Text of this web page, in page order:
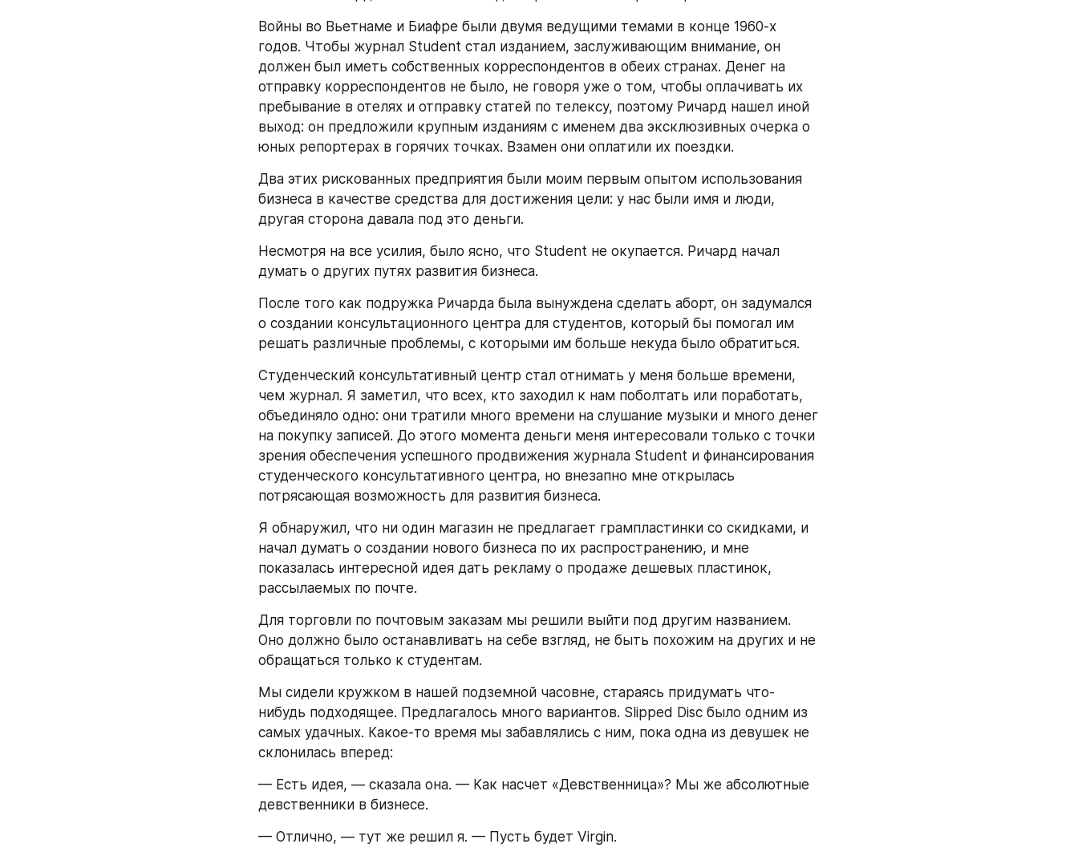
Войны во Вьетнаме и Биафре были двумя ведущими темами в конце 1960-х
годов. Чтобы журнал Student стал изданием, заслуживающим внимание, он
должен был иметь собственных корреспондентов в обеих странах. Денег на
отправку корреспондентов не было, не говоря уже о том, чтобы оплачивать их
пребывание в отелях и отправку статей по телексу, поэтому Ричард нашел иной
выход: он предложили крупным изданиям с именем два эксклюзивных очерка о
юных репортерах в горячих точках. Взамен они оплатили их поездки.
Два этих рискованных предприятия были моим первым опытом использования
бизнеса в качестве средства для достижения цели: у нас были имя и люди,
другая сторона давала под это деньги.
Несмотря на все усилия, было ясно, что Student не окупается. Ричард начал
думать о других путях развития бизнеса.
После того как подружка Ричарда была вынуждена сделать аборт, он задумался
о создании консультационного центра для студентов, который бы помогал им
решать различные проблемы, с которыми им больше некуда было обратиться.
Студенческий консультативный центр стал отнимать у меня больше времени,
чем журнал. Я заметил, что всех, кто заходил к нам поболтать или поработать,
объединяло одно: они тратили много времени на слушание музыки и много денег
на покупку записей. До этого момента деньги меня интересовали только с точки
зрения обеспечения успешного продвижения журнала Student и финансирования
студенческого консультативного центра, но внезапно мне открылась
потрясающая возможность для развития бизнеса.
Я обнаружил, что ни один магазин не предлагает грампластинки со скидками, и
начал думать о создании нового бизнеса по их распространению, и мне
показалась интересной идея дать рекламу о продаже дешевых пластинок,
рассылаемых по почте.
Для торговли по почтовым заказам мы решили выйти под другим названием.
Оно должно было останавливать на себе взгляд, не быть похожим на других и не
обращаться только к студентам.
Мы сидели кружком в нашей подземной часовне, стараясь придумать что-
нибудь подходящее. Предлагалось много вариантов. Slipped Disc было одним из
самых удачных. Какое-то время мы забавлялись с ним, пока одна из девушек не
склонилась вперед:
— Есть идея, — сказала она. — Как насчет «Девственница»? Мы же абсолютные
девственники в бизнесе.
— Отлично, — тут же решил я. — Пусть будет Virgin.